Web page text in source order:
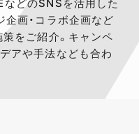
画・コラボ企画など
をご紹介。キャンペ
アや手法なども合わ